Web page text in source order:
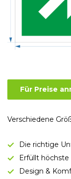
Für Preise
Verschiedene
Die richtige
Erfüllt
Design &